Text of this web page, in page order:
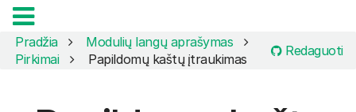
Redaguoti
Pradžia
Modulių langų aprašymas
Pirkimai
Papildomų kaštų įtraukimas